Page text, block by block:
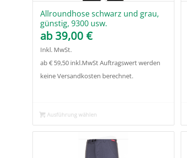
Allroundhose schwarz und grau,
günstig, 9300 usw.
ab 39,00 €
Inkl. MwSt.
ab € 59,50 inkl.MwSt Auftragswert werden
keine Versandkosten berechnet.
Ausführung wählen